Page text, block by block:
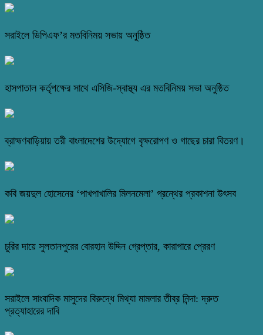
সরাইলে ডিপিএফ’র মতবিনিময় সভায় অনুষ্ঠিত
হাসপাতাল কর্তৃপক্ষের সাথে এসিজি-স্বাস্থ্য এর মতবিনিময় সভা অনুষ্ঠিত
ব্রাহ্মণবাড়িয়ায় তরী বাংলাদেশের উদ্যোগে বৃক্ষরোপণ ও গাছের চারা বিতরণ।
কবি জয়দুল হোসেনের ‘পাখপাখালির মিলনমেলা’ গ্রন্থের প্রকাশনা উৎসব
চুরির দায়ে সুলতানপুরের বোরহান উদ্দিন গ্রেপ্তার, কারাগারে প্রেরণ
সরাইলে সাংবাদিক মাসুদের বিরুদ্ধে মিথ্যা মামলার তীব্র নিন্দা: দ্রুত
প্রত্যাহারের দাবি